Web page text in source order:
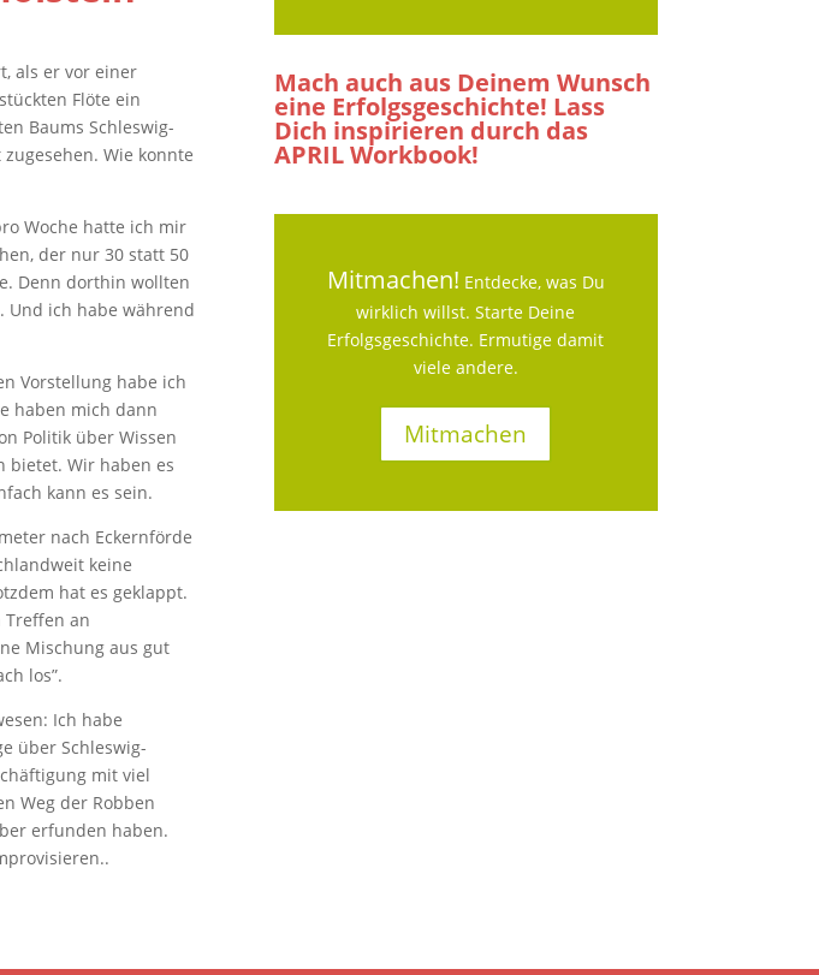
als er vor einer
Flöte ein
Baums Schleswig-
Wie konnte
Woche hatte ich mir
der nur 30 statt 50
Denn dorthin wollten
Und ich habe während
Vorstellung habe ich
haben mich dann
Politik über Wissen
bietet. Wir haben es
kann es sein.
nach Eckernförde
keine
hat es geklappt.
Treffen an
Mischung aus gut
los”.
Ich habe
über Schleswig-
mit viel
Weg der Robben
erfunden haben.
Mach auch aus Deinem Wunsch
eine Erfolgsgeschichte! Lass
Dich inspirieren durch das
APRIL Workbook!
Mitmachen! Entdecke, was Du
wirklich willst. Starte Deine
Erfolgsgeschichte. Ermutige damit
viele andere.
Mitmachen